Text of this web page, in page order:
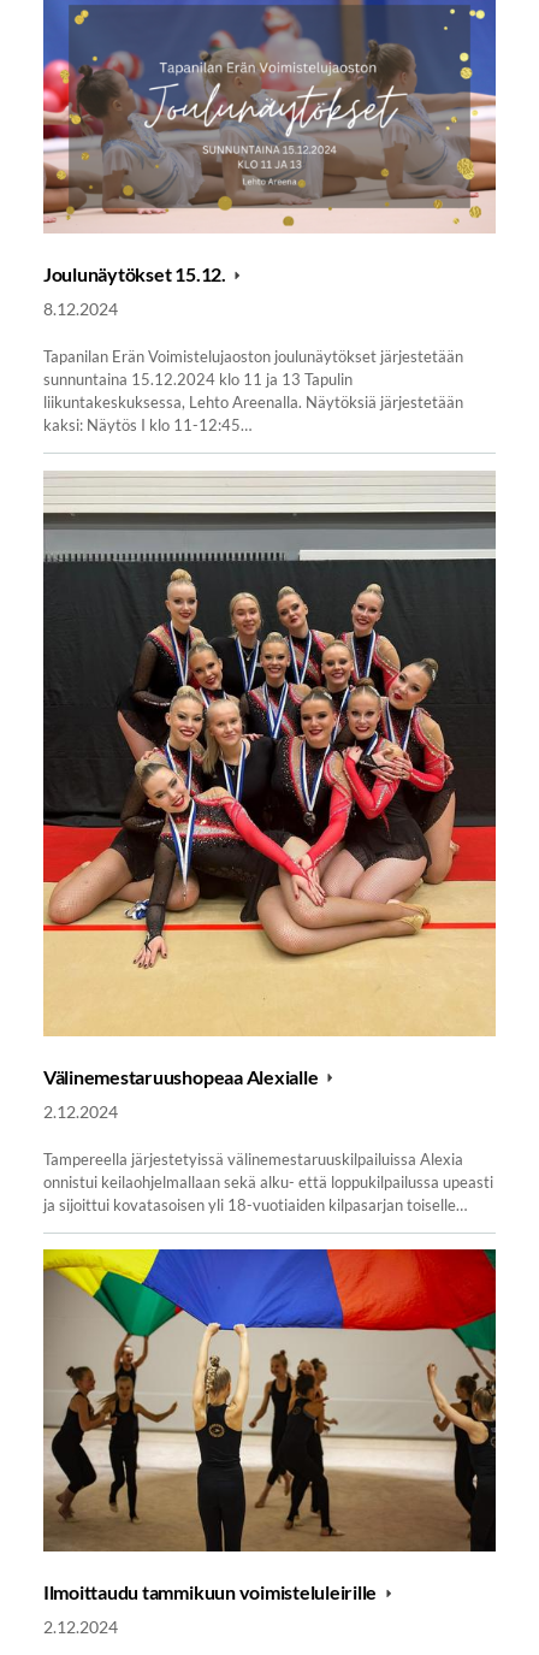
Joulunäytökset 15.12.
8.12.2024
Tapanilan Erän Voimistelujaoston joulunäytökset järjestetään
sunnuntaina 15.12.2024 klo 11 ja 13 Tapulin
liikuntakeskuksessa, Lehto Areenalla. Näytöksiä järjestetään
kaksi: Näytös I klo 11-12:45…
Välinemestaruushopeaa Alexialle
2.12.2024
Tampereella järjestetyissä välinemestaruuskilpailuissa Alexia
onnistui keilaohjelmallaan sekä alku- että loppukilpailussa upeasti
ja sijoittui kovatasoisen yli 18-vuotiaiden kilpasarjan toiselle…
Ilmoittaudu tammikuun voimisteluleirille
2.12.2024